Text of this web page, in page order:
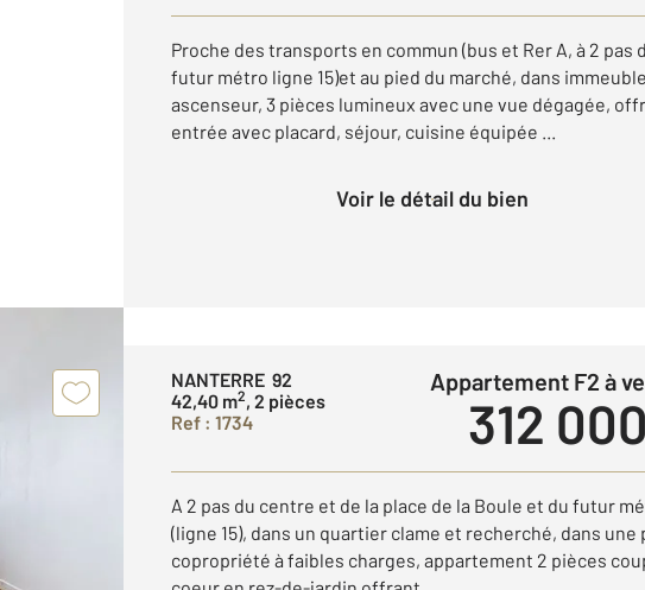
Proche des transports en commun (bus et Rer A, à 2 pas
futur métro ligne 15)et au pied du marché, dans
ascenseur, 3 pièces lumineux avec une vue dégagée,
entrée avec placard, séjour, cuisine équipée ...
Voir le détail du bien
NANTERRE 92
42,40 m2, 2 pièces
Ref : 1734
Appartement F2 à
312
A 2 pas du centre et de la place de la Boule et du futur
(ligne 15), dans un quartier clame et recherché, dans une
copropriété à faibles charges, appartement 2 pièces